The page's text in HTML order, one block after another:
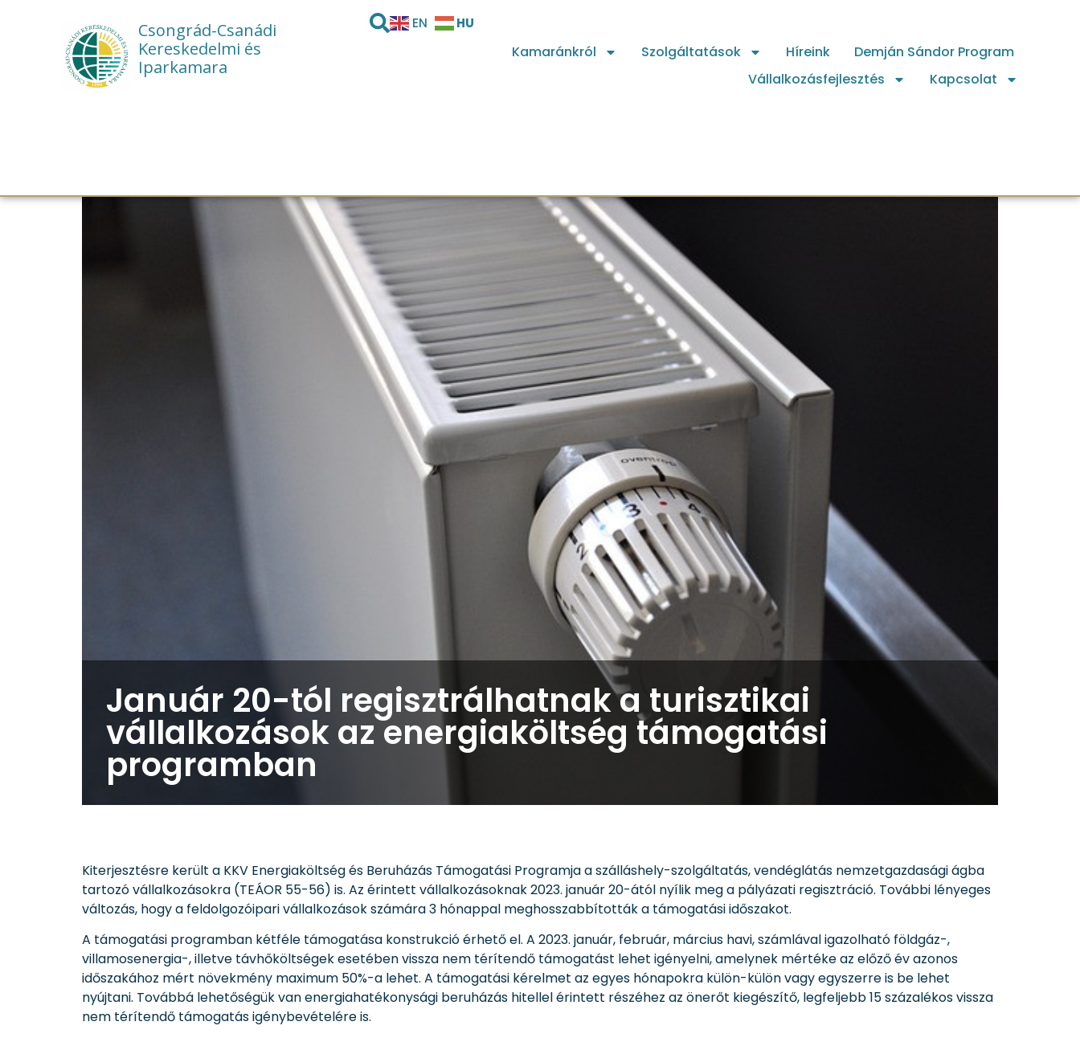
Csongrád-Csanádi
Kereskedelmi és
Iparkamara
EN HU
Kamaránkról Szolgáltatások Híreink
Demján Sándor Program
Vállalkozásfejlesztés
Kapcsolat
Január 20-tól regisztrálhatnak a turisztikai
vállalkozások az energiaköltség támogatási
programban
Kiterjesztésre került a KKV Energiaköltség és Beruházás Támogatási Programja a szálláshely-szolgáltatás, vendéglátás nemzetgazdasági ágba
tartozó vállalkozásokra (TEÁOR 55-56) is. Az érintett vállalkozásoknak 2023. január 20-ától nyílik meg a pályázati regisztráció. További lényeges
változás, hogy a feldolgozóipari vállalkozások számára 3 hónappal meghosszabbították a támogatási időszakot.
A támogatási programban kétféle támogatása konstrukció érhető el. A 2023. január, február, március havi, számlával igazolható földgáz-,
villamosenergia-, illetve távhőköltségek esetében vissza nem térítendő támogatást lehet igényelni, amelynek mértéke az előző év azonos
időszakához mért növekmény maximum 50%-a lehet. A támogatási kérelmet az egyes hónapokra külön-külön vagy egyszerre is be lehet
nyújtani. Továbbá lehetőségük van energiahatékonysági beruházás hitellel érintett részéhez az önerőt kiegészítő, legfeljebb 15 százalékos vissza
nem térítendő támogatás igénybevételére is.